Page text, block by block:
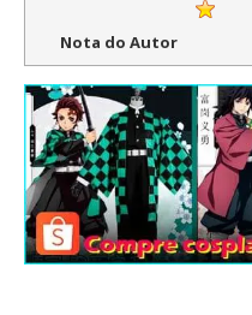
Nota do Autor